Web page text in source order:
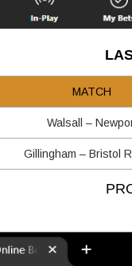
MATCH
Walsall –
Gillingham – Bristol